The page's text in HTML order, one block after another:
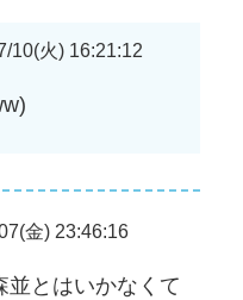
10(火) 16:21:12
金) 23:46:16
並とはいかなくて